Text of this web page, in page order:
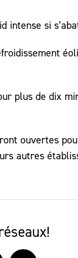
intense si
plus de dix
ouvertes
autres